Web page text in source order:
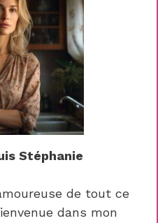
Stéphanie
de tout ce
dans mon